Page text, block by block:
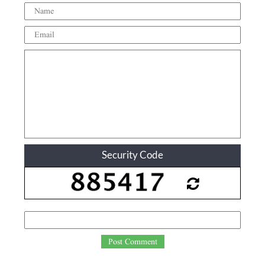
Security Code
Post Comment